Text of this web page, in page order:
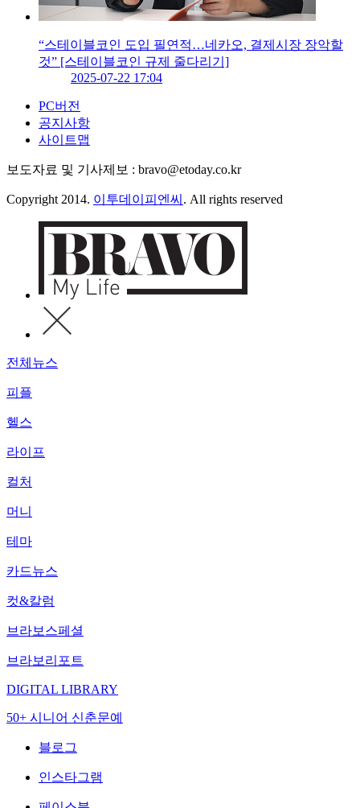
“스테이블코인 도입 필연적…네카오, 결제시장 장악할
것” [스테이블코인 규제 줄다리기]
2025-07-22 17:04
PC버전
공지사항
사이트맵
보도자료 및 기사제보 : bravo@etoday.co.kr
Copyright 2014. 이투데이피엔씨 . All rights reserved
전체뉴스
피플
헬스
라이프
컬처
머니
테마
카드뉴스
컷&칼럼
브라보스페셜
브라보리포트
DIGITAL LIBRARY
50+ 시니어 신춘문예
블로그
인스타그램